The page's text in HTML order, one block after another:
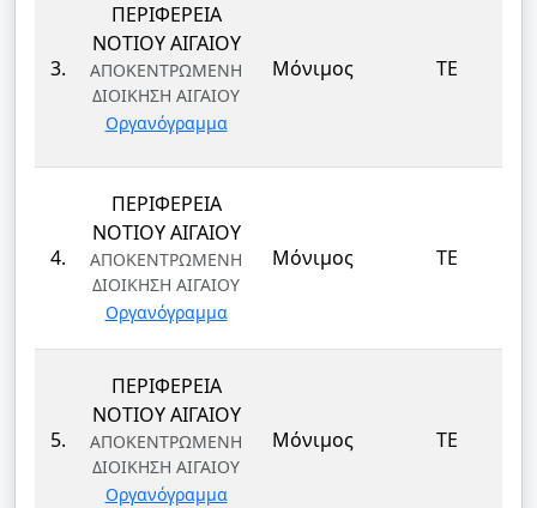
3.
ΠΕΡΙΦΕΡΕΙΑ
ΝΟΤΙΟΥ ΑΙΓΑΙΟΥ
ΑΠΟΚΕΝΤΡΩΜΕΝΗ
ΔΙΟΙΚΗΣΗ ΑΙΓΑΙΟΥ
Οργανόγραμμα
Μόνιμος ΤΕ
4.
ΠΕΡΙΦΕΡΕΙΑ
ΝΟΤΙΟΥ ΑΙΓΑΙΟΥ
ΑΠΟΚΕΝΤΡΩΜΕΝΗ
ΔΙΟΙΚΗΣΗ ΑΙΓΑΙΟΥ
Οργανόγραμμα
Μόνιμος ΤΕ
5.
ΠΕΡΙΦΕΡΕΙΑ
ΝΟΤΙΟΥ ΑΙΓΑΙΟΥ
ΑΠΟΚΕΝΤΡΩΜΕΝΗ
ΔΙΟΙΚΗΣΗ ΑΙΓΑΙΟΥ
Οργανόγραμμα
Μόνιμος ΤΕ